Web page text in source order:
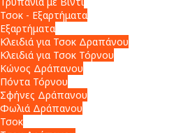
Τσοκ - Εξαρτήματα
Εξαρτήματα
Κλειδιά για Τσοκ Δραπάνου
Κλειδιά για Τσοκ Τόρνου
Κώνος Δράπανου
Πόντα Τόρνου
Σφήνες Δράπανου
Φωλιά Δράπανου
Τσοκ